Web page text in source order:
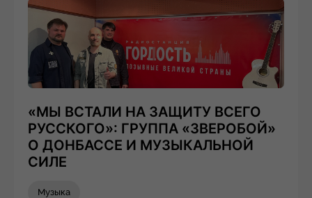
«МЫ ВСТАЛИ НА ЗАЩИТУ ВСЕГО
РУССКОГО»: ГРУППА «ЗВЕРОБОЙ»
О ДОНБАССЕ И МУЗЫКАЛЬНОЙ
СИЛЕ
Музыка